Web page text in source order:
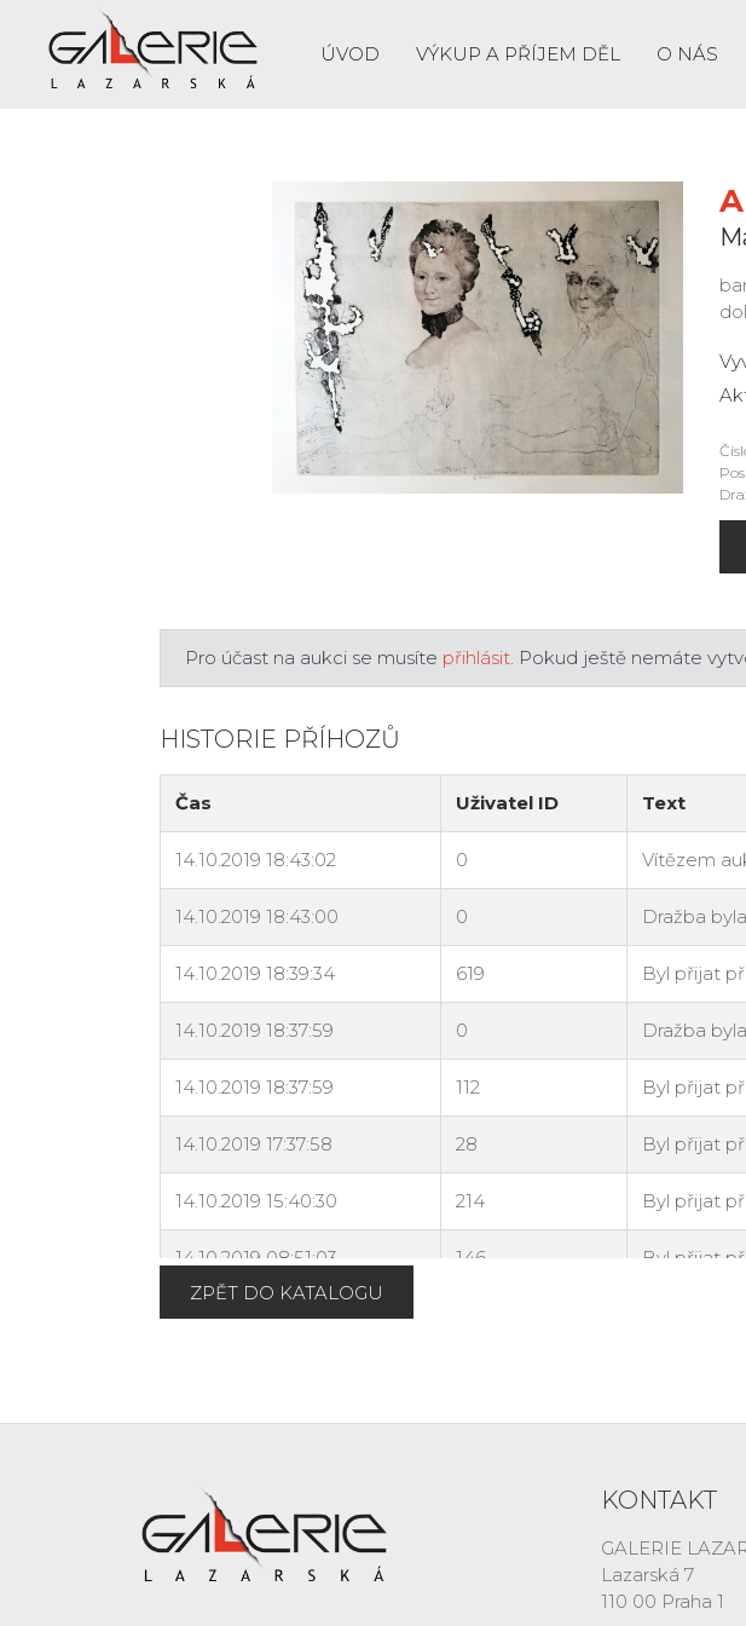
ÚVOD VÝKUP A PŘÍJEM DĚL O NÁS
Pro účast na aukci se musíte přihlásit . Pokud ještě nemáte
HISTORIE PŘÍHOZŮ
ZPĚT DO KATALOGU
KONTAKT
GALERIE
Lazarská 7
110 00 Praha 1